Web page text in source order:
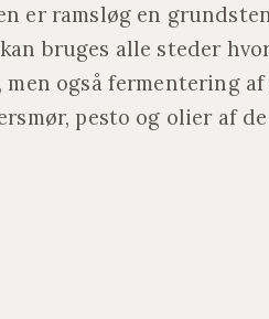
er ramsløg en
bruges alle steder
men også fermentering
pesto og olier af